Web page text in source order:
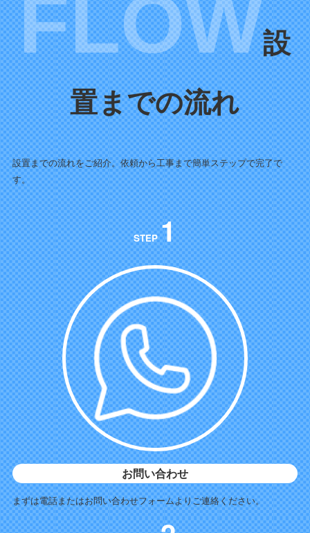
設
置までの流れ
設置までの流れをご紹介。依頼から工事まで簡単ステップで完了で
す。
STEP1
お問い合わせ
まずは電話またはお問い合わせフォームよりご連絡ください。